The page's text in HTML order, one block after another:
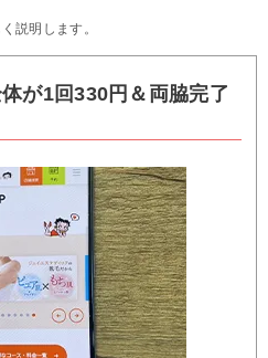
説明します。
が1回330円＆両脇完了